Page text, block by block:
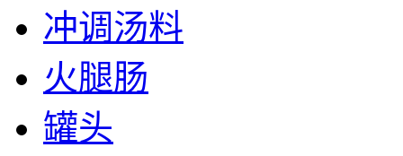
冲调汤料
火腿肠
罐头